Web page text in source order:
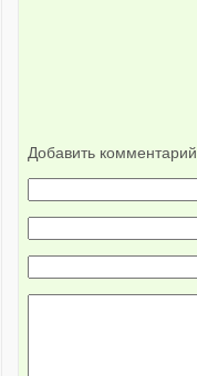
Добавить комментарий